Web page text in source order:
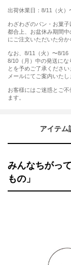
出荷休業日：8/11（火）
わざわざのパン・お菓
都合上、お盆休み期間
にご注文いただいた分
なお、8/11（火）〜8/16
8/10（月）中の発送にな
とを予めご了承くださ
メールにてご案内いたし
お客様にはご迷惑とご
ます。
アイテム
みんなちがっ
もの」